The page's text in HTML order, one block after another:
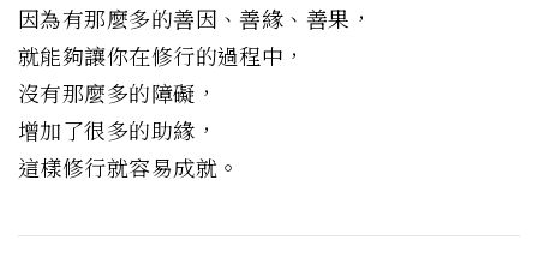
因為有那麼多的善因、善緣、善果，
就能夠讓你在修行的過程中，
沒有那麼多的障礙，
增加了很多的助緣，
這樣修行就容易成就。